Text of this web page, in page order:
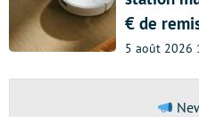
€ de
5 août 2026